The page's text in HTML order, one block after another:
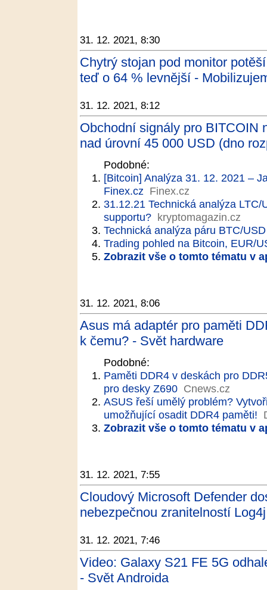
31. 12. 2021, 8:30
Chytrý stojan pod monitor
teď o 64 % levnější -
31. 12. 2021, 8:12
Obchodní signály pro BITCOIN
nad úrovní 45 000 USD (dno
Podobné:
[Bitcoin] Analýza 31. 12. 2021 –
Finex.cz Finex.cz
31.12.21 Technická analýza
supportu? kryptomagazin.cz
Technická analýza páru BTC/
Trading pohled na Bitcoin, EUR/
Zobrazit vše o tomto tématu v
31. 12. 2021, 8:06
Asus má adaptér pro paměti
k čemu? - Svět hardware
Podobné:
Paměti DDR4 v deskách pro
pro desky Z690 Cnews.cz
ASUS řeší umělý problém?
umožňující osadit DDR4 paměti!
Zobrazit vše o tomto tématu v
31. 12. 2021, 7:55
Cloudový Microsoft Defender
nebezpečnou zranitelností
31. 12. 2021, 7:46
Video: Galaxy S21 FE 5G
- Svět Androida